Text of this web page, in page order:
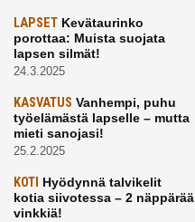
LAPSET Kevätaurinko
porottaa: Muista suojata
lapsen silmät!
24.3.2025
KASVATUS Vanhempi, puhu
työelämästä lapselle – mutta
mieti sanojasi!
25.2.2025
KOTI Hyödynnä talvikelit
kotia siivotessa – 2 näppärää
vinkkiä!